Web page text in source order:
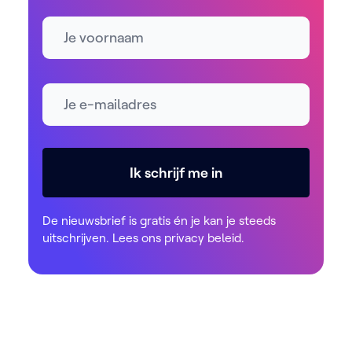
Naam
E-mailadres *
Ik schrijf me in
De nieuwsbrief is gratis én je kan je steeds
uitschrijven. Lees ons privacy beleid.